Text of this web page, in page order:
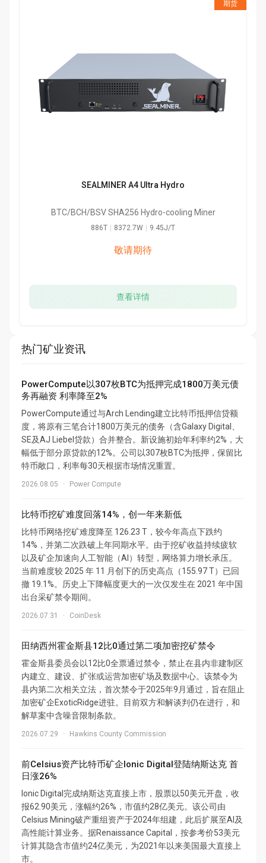
期货
SEALMINER A4 Ultra Hydro
BTC/BCH/BSV SHA256 Hydro-cooling Miner
886T 8372.7W 9.45J/T
敬请期待
查看详情
热门矿业资讯
PowerCompute以307枚BTC为抵押完成1800万美元债
务再融资 利率降至2%
PowerCompute通过与Arch Lending建立比特币抵押信贷额
度，将原有三笔合计1800万美元的债务（含Galaxy Digital、
SE及AJ Liebel贷款）合并整合。新设施初始年利率约2%，大
幅低于部分原贷款的12%。公司以307枚BTC为抵押，保留比
特币敞口，利率每30天根据市场情况重置。
2026.08.05 · Power Compute
比特币挖矿难度回落14%，创一年来新低
比特币网络挖矿难度降至 126.23 T，较今年高点下跌约
14%，并第二次跌破上年同期水平。由于挖矿收益持续疲软
以及矿企加速向人工智能（AI）转型，网络算力增长承压。
当前难度较 2025 年 11 月创下的历史高点（155.97 T）已回
撤 19.1%。历史上下降幅度更大的一次仅发生在 2021 年中国
出台采矿禁令期间。
2026.07.31 · CoinDesk
田纳西州霍金斯县12比0通过第二项加密挖矿禁令
霍金斯县委员会以12比0全票通过禁令，禁止在县内非建制区
内建立、建设、扩张或运营加密矿场及数据中心。该禁令为
县内第二次相关立法，首次禁令于2025年9月通过，旨在阻止
加密矿企ExoticRidge进驻。目前双方和解谈判仍在进行，和
解草案中含噪音限制条款。
2026.07.29 · Hawkins County Commission
前Celsius资产比特币矿企Ionic Digital登陆纳斯达克 首
日涨26%
Ionic Digital完成纳斯达克直接上市，股票以50美元开盘，收
报62.90美元，涨幅约26%，市值约28亿美元。该公司由
Celsius Mining破产重组资产于2024年组建，此后扩展至AI及
高性能计算业务。据Renaissance Capital，按参考价53美元
计算其隐含市值约24亿美元，为2021年以来美国最大直接上
市。